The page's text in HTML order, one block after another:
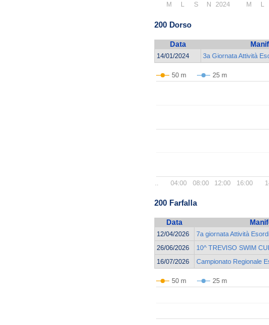
2024
M S N M
200 Dorso
Data
14/01/2024 3a Giornata Attività
50 m 25 m
04:00 08:00 12:00 16:00
200 Farfalla
Data
12/04/2026
7a giornata Attività
26/06/2026
10^ TREVISO SWIM
16/07/2026
Campionato Regionale
50 m 25 m